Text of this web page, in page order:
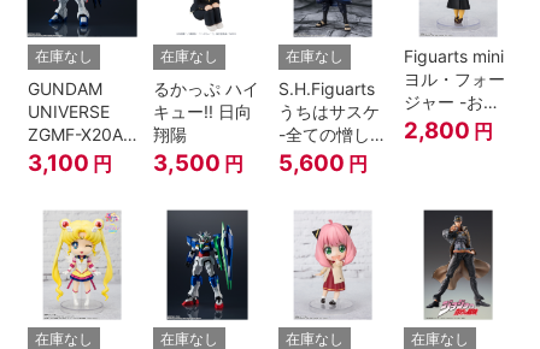
在庫なし
GUNDAM
UNIVERSE
ZGMF-X20A
STRIKE
FREEDOM
3,100 円
在庫なし
るかっぷ ハイ
キュー!! 日向
翔陽
3,500 円
在庫なし
S.H.Figuarts
うちはサスケ
-全ての憎しみ
を背負う者-
『NARUTO -
5,600 円
Figuarts mini
ヨル・フォー
ジャー -おで
けけこーで-
『SPY×FAMILY』
2,800 円
在庫なし 在庫なし 在庫なし 在庫なし